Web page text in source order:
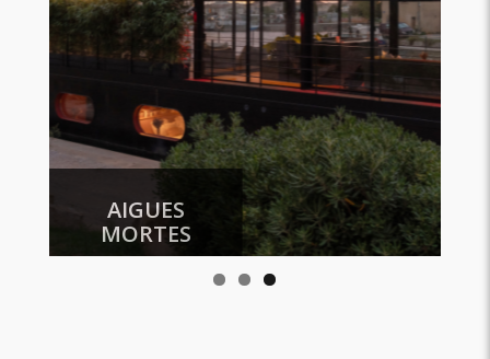
AIGUES
MORTES